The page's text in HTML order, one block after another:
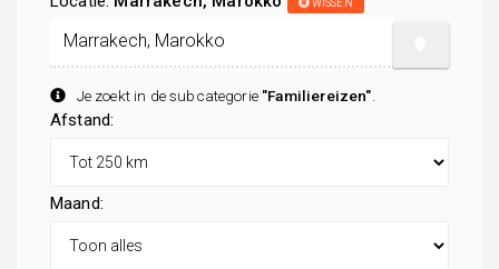
Je zoekt in de subcategorie "Familiereizen"
Afstand:
Maand: